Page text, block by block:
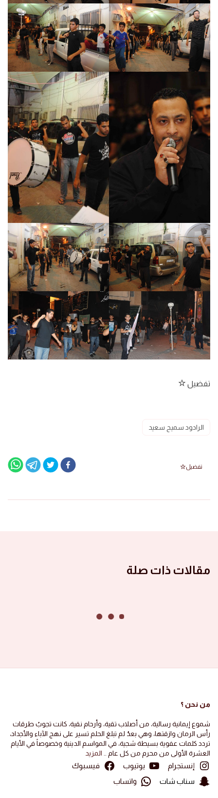
تفضيل
الرادود سميح سعيد
تفضيل
مقالات ذات صلة
A
Ali Khalaf
·
2024-11-22
الجيل الفاطمي 1446 هجرية